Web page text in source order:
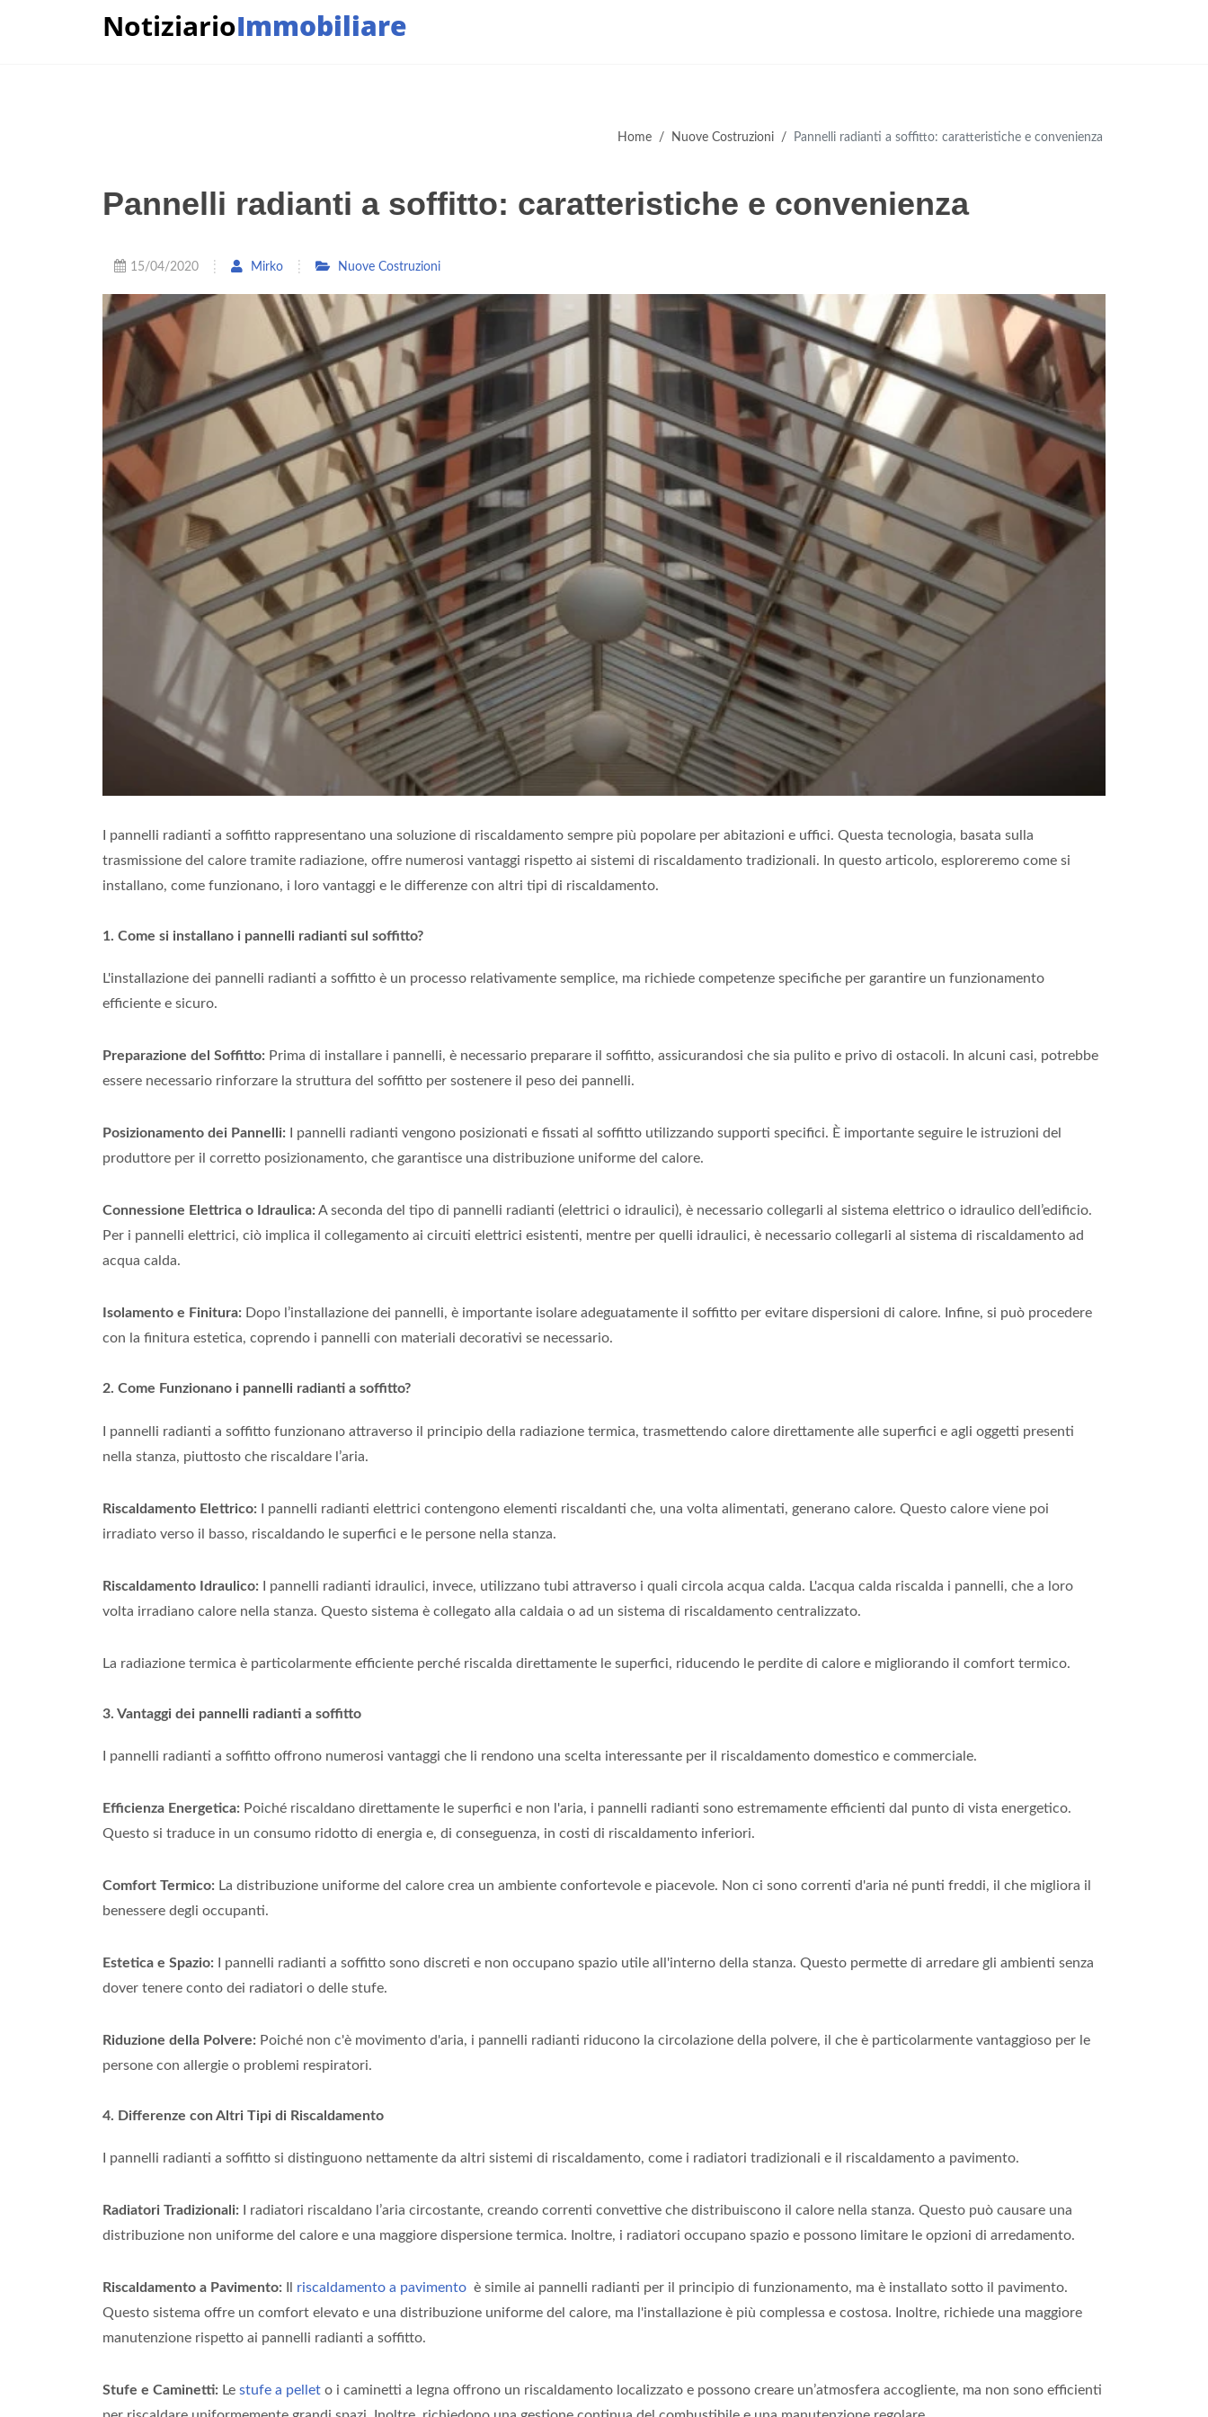
NotiziarioImmobiliare
Home / Nuove Costruzioni / Pannelli radianti a soffitto: caratteristiche e convenienza
Pannelli radianti a soffitto: caratteristiche e convenienza
15/04/2020 Mirko Nuove Costruzioni
I pannelli radianti a soffitto rappresentano una soluzione di riscaldamento sempre più popolare per abitazioni e uffici. Questa tecnologia, basata sulla
trasmissione del calore tramite radiazione, offre numerosi vantaggi rispetto ai sistemi di riscaldamento tradizionali. In questo articolo, esploreremo come si
installano, come funzionano, i loro vantaggi e le differenze con altri tipi di riscaldamento.
1. Come si installano i pannelli radianti sul soffitto?
L'installazione dei pannelli radianti a soffitto è un processo relativamente semplice, ma richiede competenze specifiche per garantire un funzionamento
efficiente e sicuro.
Preparazione del Soffitto: Prima di installare i pannelli, è necessario preparare il soffitto, assicurandosi che sia pulito e privo di ostacoli. In alcuni casi, potrebbe
essere necessario rinforzare la struttura del soffitto per sostenere il peso dei pannelli.
Posizionamento dei Pannelli: I pannelli radianti vengono posizionati e fissati al soffitto utilizzando supporti specifici. È importante seguire le istruzioni del
produttore per il corretto posizionamento, che garantisce una distribuzione uniforme del calore.
Connessione Elettrica o Idraulica: A seconda del tipo di pannelli radianti (elettrici o idraulici), è necessario collegarli al sistema elettrico o idraulico dell’edificio.
Per i pannelli elettrici, ciò implica il collegamento ai circuiti elettrici esistenti, mentre per quelli idraulici, è necessario collegarli al sistema di riscaldamento ad
acqua calda.
Isolamento e Finitura: Dopo l’installazione dei pannelli, è importante isolare adeguatamente il soffitto per evitare dispersioni di calore. Infine, si può procedere
con la finitura estetica, coprendo i pannelli con materiali decorativi se necessario.
2. Come Funzionano i pannelli radianti a soffitto?
I pannelli radianti a soffitto funzionano attraverso il principio della radiazione termica, trasmettendo calore direttamente alle superfici e agli oggetti presenti
nella stanza, piuttosto che riscaldare l’aria.
Riscaldamento Elettrico: I pannelli radianti elettrici contengono elementi riscaldanti che, una volta alimentati, generano calore. Questo calore viene poi
irradiato verso il basso, riscaldando le superfici e le persone nella stanza.
Riscaldamento Idraulico: I pannelli radianti idraulici, invece, utilizzano tubi attraverso i quali circola acqua calda. L'acqua calda riscalda i pannelli, che a loro
volta irradiano calore nella stanza. Questo sistema è collegato alla caldaia o ad un sistema di riscaldamento centralizzato.
La radiazione termica è particolarmente efficiente perché riscalda direttamente le superfici, riducendo le perdite di calore e migliorando il comfort termico.
3. Vantaggi dei pannelli radianti a soffitto
I pannelli radianti a soffitto offrono numerosi vantaggi che li rendono una scelta interessante per il riscaldamento domestico e commerciale.
Efficienza Energetica: Poiché riscaldano direttamente le superfici e non l'aria, i pannelli radianti sono estremamente efficienti dal punto di vista energetico.
Questo si traduce in un consumo ridotto di energia e, di conseguenza, in costi di riscaldamento inferiori.
Comfort Termico: La distribuzione uniforme del calore crea un ambiente confortevole e piacevole. Non ci sono correnti d'aria né punti freddi, il che migliora il
benessere degli occupanti.
Estetica e Spazio: I pannelli radianti a soffitto sono discreti e non occupano spazio utile all'interno della stanza. Questo permette di arredare gli ambienti senza
dover tenere conto dei radiatori o delle stufe.
Riduzione della Polvere: Poiché non c'è movimento d'aria, i pannelli radianti riducono la circolazione della polvere, il che è particolarmente vantaggioso per le
persone con allergie o problemi respiratori.
4. Differenze con Altri Tipi di Riscaldamento
I pannelli radianti a soffitto si distinguono nettamente da altri sistemi di riscaldamento, come i radiatori tradizionali e il riscaldamento a pavimento.
Radiatori Tradizionali: I radiatori riscaldano l’aria circostante, creando correnti convettive che distribuiscono il calore nella stanza. Questo può causare una
distribuzione non uniforme del calore e una maggiore dispersione termica. Inoltre, i radiatori occupano spazio e possono limitare le opzioni di arredamento.
Riscaldamento a Pavimento: riscaldamento a pavimento è simile ai pannelli radianti per il principio di funzionamento, ma è installato sotto il pavimento.
Questo sistema offre un comfort elevato e una distribuzione uniforme del calore, ma l'installazione è più complessa e costosa. Inoltre, richiede una maggiore
manutenzione rispetto ai pannelli radianti a soffitto.
Stufe e Caminetti: Le stufe a pellet o i caminetti a legna offrono un riscaldamento localizzato e possono creare un’atmosfera accogliente, ma non sono efficienti